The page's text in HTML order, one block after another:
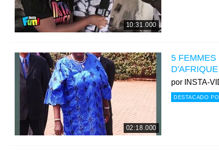
10:31.000
02:18.000
5 FEMMES
D'AFRIQUE
por INSTA-
DESTACADO